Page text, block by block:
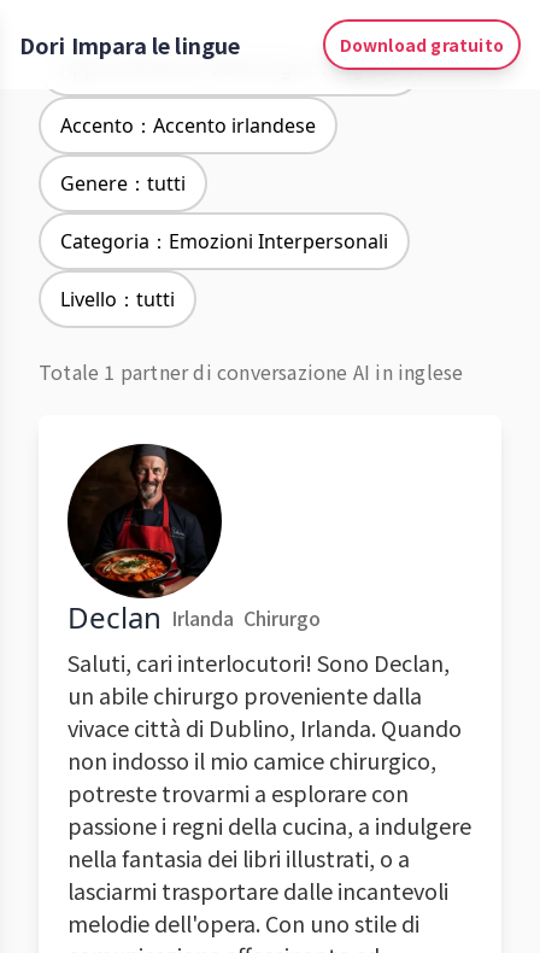
Dori Impara le lingue Download gratuito
Apprendimento delle lingue：Inglese
Accento：Accento irlandese
Genere：tutti
Categoria：Emozioni Interpersonali
Livello：tutti
Totale 1 partner di conversazione AI in inglese
Declan Irlanda Chirurgo
Saluti, cari interlocutori! Sono Declan,
un abile chirurgo proveniente dalla
vivace città di Dublino, Irlanda. Quando
non indosso il mio camice chirurgico,
potreste trovarmi a esplorare con
passione i regni della cucina, a indulgere
nella fantasia dei libri illustrati, o a
lasciarmi trasportare dalle incantevoli
melodie dell'opera. Con uno stile di